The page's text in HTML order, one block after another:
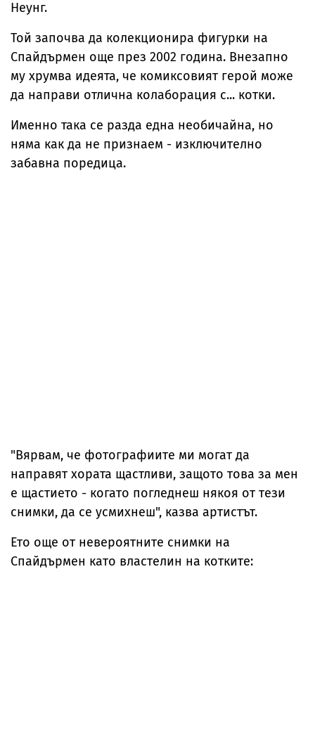
Неунг.
Той започва да колекционира фигурки на
Спайдърмен още през 2002 година. Внезапно
му хрумва идеята, че комиксовият герой може
да направи отлична колаборация с... котки.
Именно така се разда една необичайна, но
няма как да не признаем - изключително
забавна поредица.
"Вярвам, че фотографиите ми могат да
направят хората щастливи, защото това за мен
е щастието - когато погледнеш някоя от тези
снимки, да се усмихнеш", казва артистът.
Ето още от невероятните снимки на
Спайдърмен като властелин на котките: